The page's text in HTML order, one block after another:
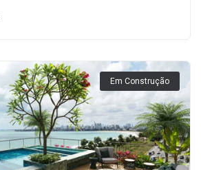
Em Construção